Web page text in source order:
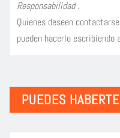
Responsabilidad.
Quienes deseen
pueden hacerlo escribiendo
PUEDES